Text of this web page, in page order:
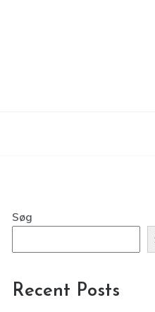
Søg
Recent Posts